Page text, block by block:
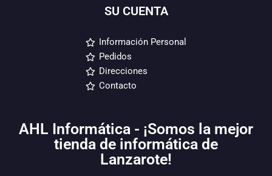
SU CUENTA
Información Personal
Pedidos
Direcciones
Contacto
AHL Informática - ¡Somos la mejor
tienda de informática de
Lanzarote!